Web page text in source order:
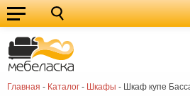
Главная - Каталог - Шкафы - Шкаф купе
Кухонные
гарнитуры
Мебель
для
кухни
Мебель
для
Кровати